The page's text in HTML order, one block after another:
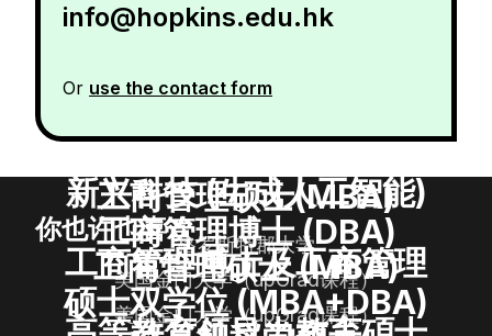
info@hopkins.edu.hk
Or use the contact form
你也许也喜欢
工商管理硕士(MBA)
格罗斯特郡大学
新兴科技 (生成人工智能)
工商管理博士 (DBA)
美国金门大学（upGrad课程）
工商管理硕士 (MBA)
美国金门大学（upGrad课程）
工商管理博士及工商管理
硕士双学位 (MBA+DBA)